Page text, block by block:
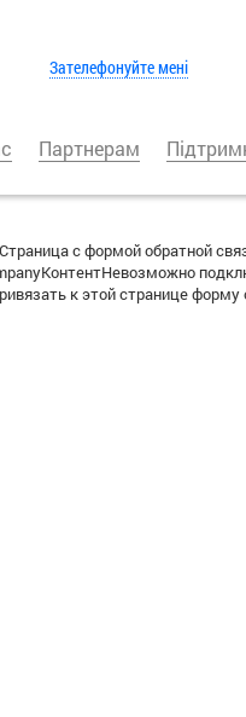
Зателефонуйте мені
Партнерам
с формой обратной
к этой странице